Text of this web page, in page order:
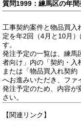
質問1999：練馬区の年間
工事契約案件と物品買入
定を年2回（4月と10月
す。
発注予定の一覧は、練馬
者向け」内の「契約・入
または「物品買入れ契約
へお進みいただき、ファ
発注予定のため、内容が
さい。
【関連リンク】